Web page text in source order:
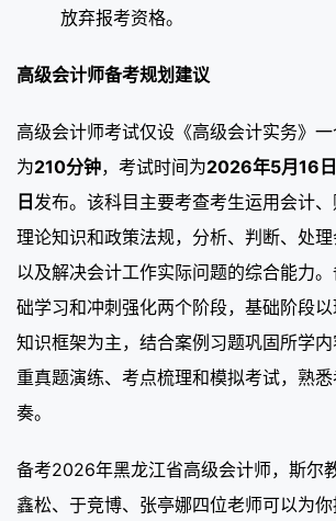
放弃报考资格。
高级会计师备考规划建议
高级会计师考试仅设《高级会计实务》
为210分钟，考试时间为2026年5月16日
日发布。该科目主要考查考生运用会计
理论知识和政策法规，分析、判断、处理
以及解决会计工作实际问题的综合能力
础学习和冲刺强化两个阶段，基础阶段
知识框架为主，结合案例习题巩固所学
重真题演练、考点梳理和模拟考试，熟
奏。
备考2026年黑龙江省高级会计师，斯尔
鑫松、于竞博、张亭娜四位老师可以为